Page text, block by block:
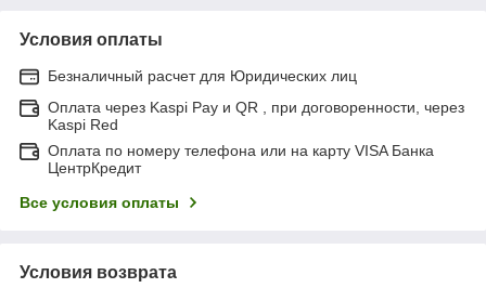
Условия оплаты
Безналичный расчет для Юридических лиц
Оплата через Kaspi Pay и QR , при договоренности, через
Kaspi Red
Оплата по номеру телефона или на карту VISA Банка
ЦентрКредит
Все условия оплаты
Условия возврата